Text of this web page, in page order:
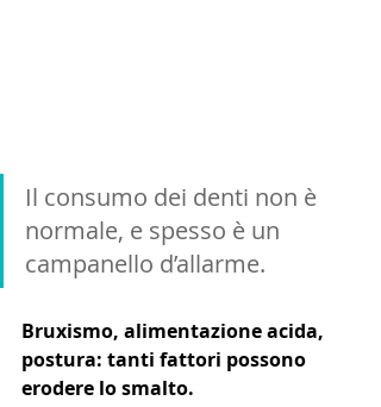
Il consumo dei denti non è
normale, e spesso è un
campanello d’allarme.
Bruxismo, alimentazione acida,
postura: tanti fattori possono
erodere lo smalto.